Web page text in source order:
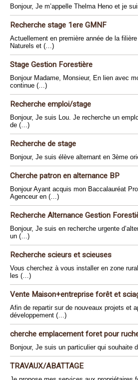
Bonjour, Je m’appelle Thelma Heno et je
Recherche stage 1ere GMNF
Actuellement en première année de la
Naturels et (…)
Stage Gestion Forestière
Bonjour Madame, Monsieur, En lien avec
continue (…)
Recherche emploi/stage
Bonjour, Je suis Lou. Je recherche un
de (…)
Recherche de stage
Bonjour, Je suis élève alternant en 3ème
Cherche patron en alternance BP
Bonjour Ayant acquis mon Baccalauréat
Agenceur en (…)
Recherche Alternance Gestion
Bonjour, Je suis en recherche urgente
un (…)
Recherche scieurs et scieuses
Vous cherchez à vous installer en zone
les (…)
Vente Maison+entreprise forêt et
Afin de repartir sur de nouveaux projets et
développement (…)
cherche emplacement foret pour
Bonjour, Je suis un particulier qui souhaite
TRAVAUX/ABATTAGE